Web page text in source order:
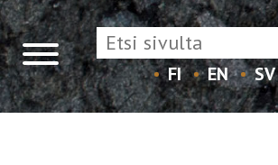
FI EN SV